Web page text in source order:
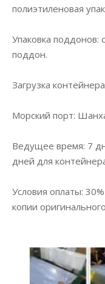
полиэтиленовая
Упаковка поддонов:
поддон.
Загрузка
Морский порт:
Ведущее время: 7
дней для
Условия оплаты:
копии